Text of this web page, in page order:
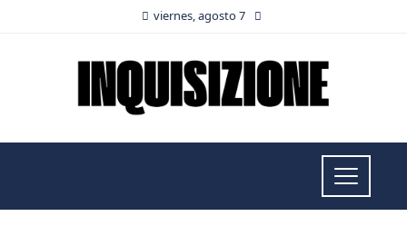
viernes, agosto 7